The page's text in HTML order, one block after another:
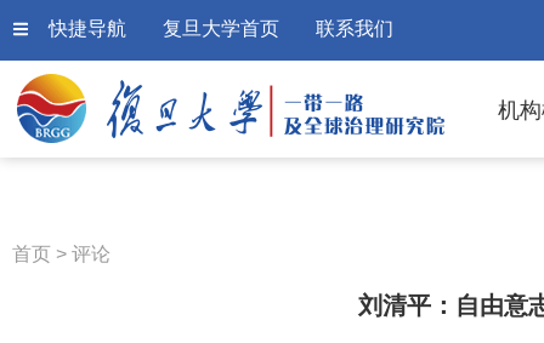
快捷导航 复旦大学首页 联系我们
机
首页 > 评论
刘清平：自由意